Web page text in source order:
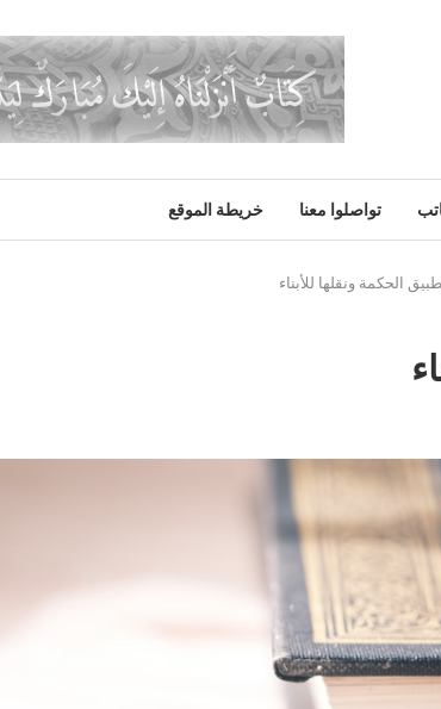
تواصلوا معنا خريطة الموقع
الحكمة ونقلها للأبناء